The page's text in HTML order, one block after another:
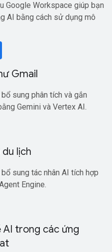
Google Workspace giúp bạn
AI bằng cách sử dụng mô
Gmail
sung phân tích và gắn
Gemini và Vertex AI.
lịch
sung tác nhân AI tích hợp
Engine.
AI trong các ứng